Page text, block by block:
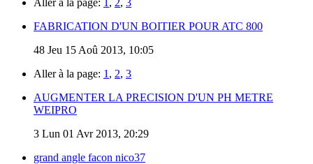
FABRICATION D'UN BOITIER POUR ATC 800
48 Jeu 15 Aoû 2013, 10:05
Aller à la page: 1 , 2, 3
AUGMENTER LA PRECISION D'UN PH METRE
WEIPRO
3 Lun 01 Avr 2013, 20:29
grand angle facon nico37